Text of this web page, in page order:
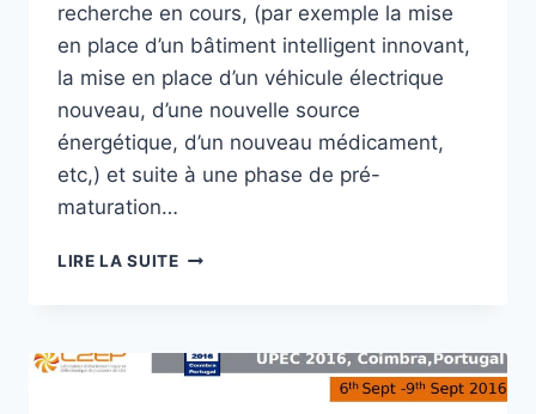
recherche en cours, (par exemple la mise
en place d’un bâtiment intelligent innovant,
la mise en place d’un véhicule électrique
nouveau, d’une nouvelle source
énergétique, d’un nouveau médicament,
etc,) et suite à une phase de pré-
maturation…
LIRE LA SUITEPROCESSUS
PLACE
D’UN